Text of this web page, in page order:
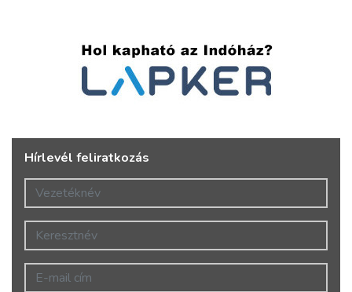
Hírlevél feliratkozás
Vezetéknév
Keresztnév
E-mail cím